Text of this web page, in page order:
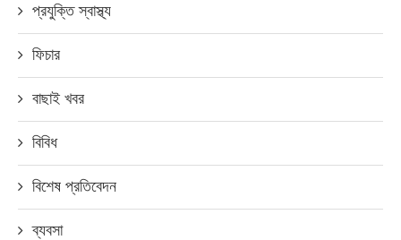
প্রযুক্তি স্বাস্থ্য
ফিচার
বাছাই খবর
বিবিধ
বিশেষ প্রতিবেদন
ব্যবসা